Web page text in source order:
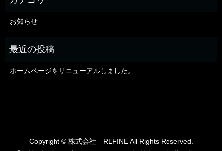
お知らせ
ホームページをリニューアルしました。
Copyright © 株式会社 REFINE All Rights Reserved.